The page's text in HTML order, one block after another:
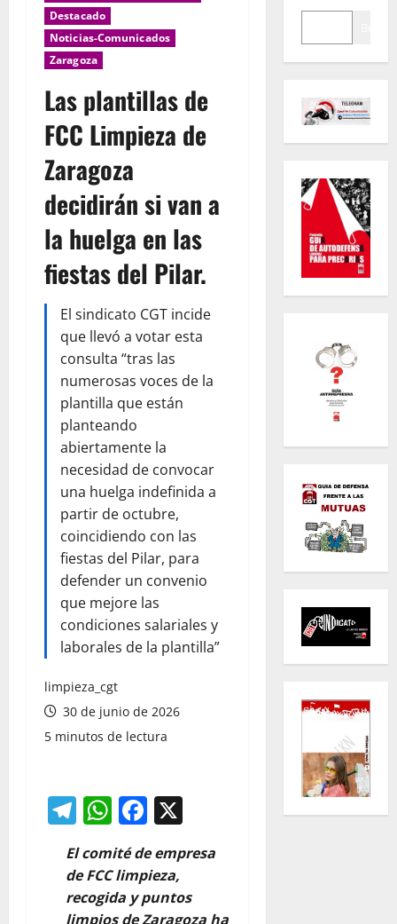
Destacado
Noticias-Comunicados
Zaragoza
Las plantillas de
FCC Limpieza de
Zaragoza
decidirán si van a
la huelga en las
fiestas del Pilar.
El sindicato CGT incide
que llevó a votar esta
consulta “tras las
numerosas voces de la
plantilla que están
planteando
abiertamente la
necesidad de convocar
una huelga indefinida a
partir de octubre,
coincidiendo con las
fiestas del Pilar, para
defender un convenio
que mejore las
condiciones salariales y
laborales de la plantilla”
limpieza_cgt
30 de junio de 2026
5 minutos de lectura
Telegram
WhatsApp
Facebook
El comité de empresa
de FCC limpieza,
recogida y puntos
limpios de Zaragoza ha